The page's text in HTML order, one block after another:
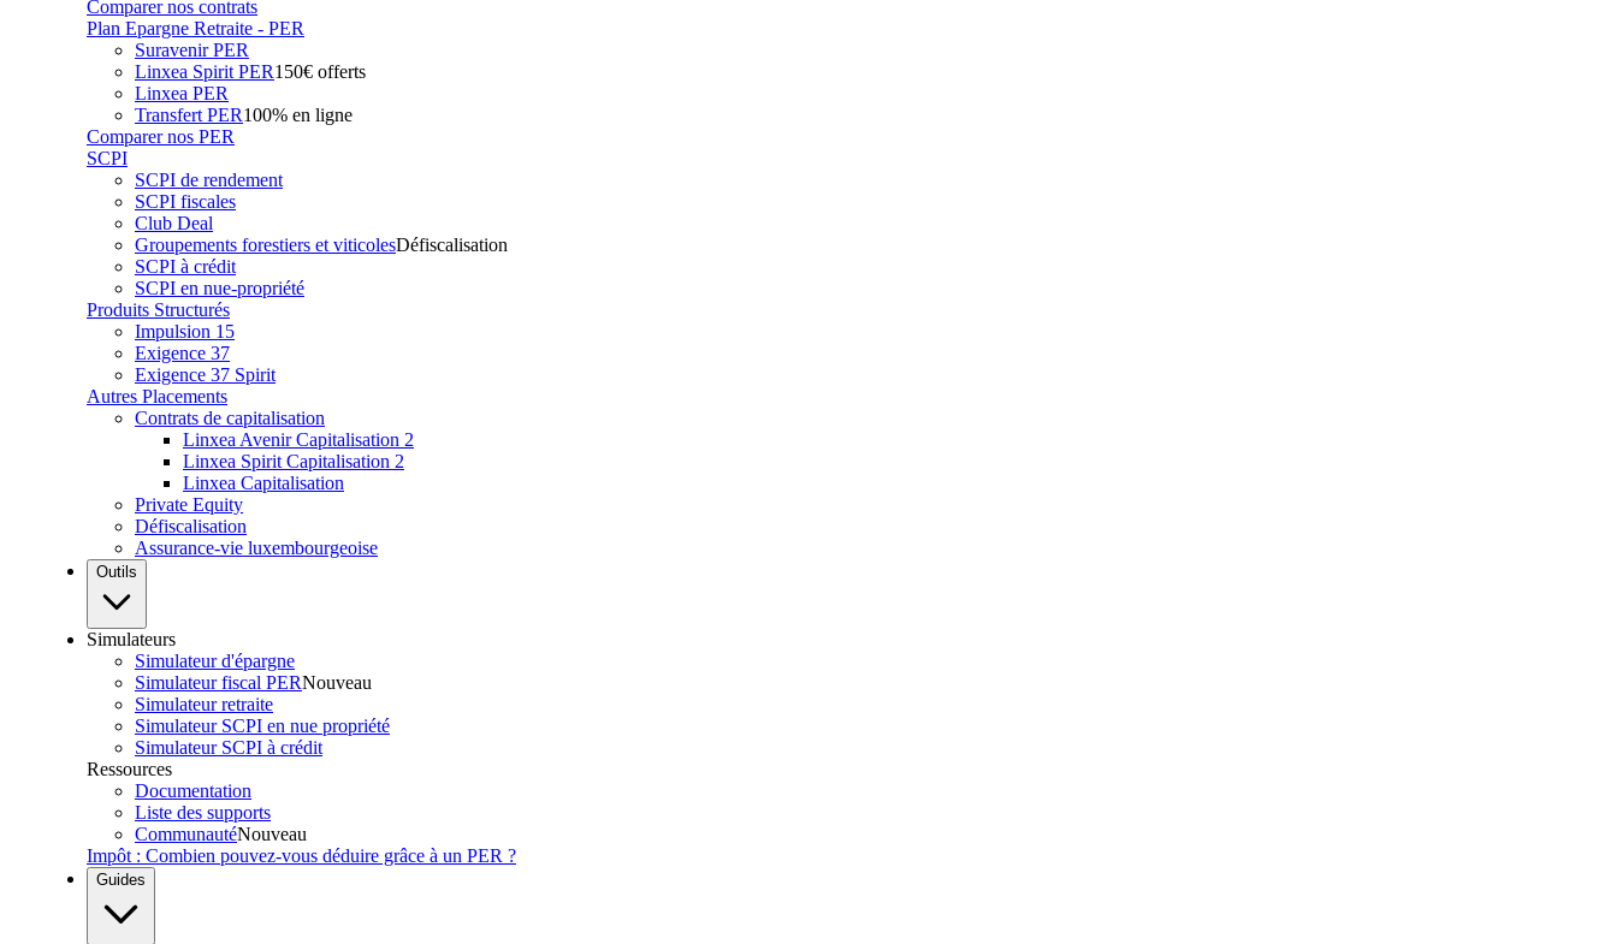
Comparer nos contrats
Plan Epargne Retraite - PER
Suravenir PER
Linxea Spirit PER150€ offerts
Linxea PER
Transfert PER100% en ligne
Comparer nos PER
SCPI
SCPI de rendement
SCPI fiscales
Club Deal
Groupements forestiers et viticolesDéfiscalisation
SCPI à crédit
SCPI en nue-propriété
Produits Structurés
Impulsion 15
Exigence 37
Exigence 37 Spirit
Autres Placements
Contrats de capitalisation
Linxea Avenir Capitalisation 2
Linxea Spirit Capitalisation 2
Linxea Capitalisation
Private Equity
Défiscalisation
Assurance-vie luxembourgeoise
Outils
Simulateurs
Simulateur d'épargne
Simulateur fiscal PERNouveau
Simulateur retraite
Simulateur SCPI en nue propriété
Simulateur SCPI à crédit
Ressources
Documentation
Liste des supports
CommunautéNouveau
Impôt : Combien pouvez-vous déduire grâce à un PER ?
Guides